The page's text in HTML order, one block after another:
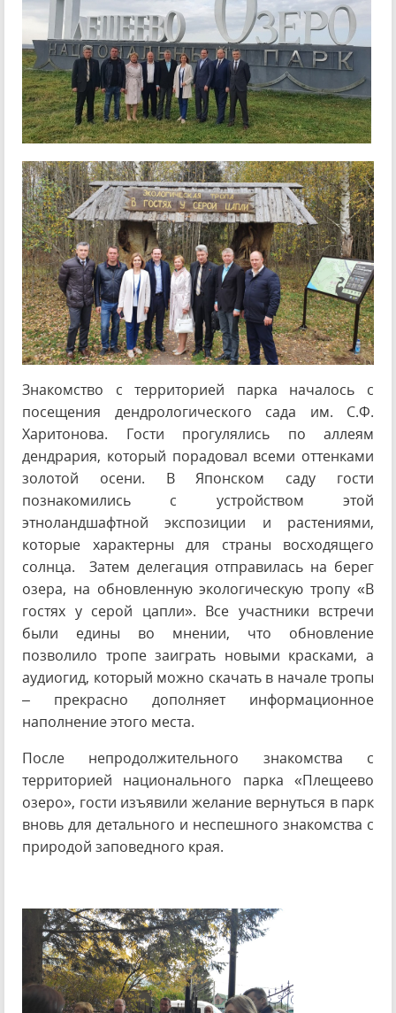
Знакомство с территорией парка началось с
посещения дендрологического сада им. С.Ф.
Харитонова. Гости прогулялись по аллеям
дендрария, который порадовал всеми оттенками
золотой осени. В Японском саду гости
познакомились с устройством этой
этноландшафтной экспозиции и растениями,
которые характерны для страны восходящего
солнца. Затем делегация отправилась на берег
озера, на обновленную экологическую тропу «В
гостях у серой цапли». Все участники встречи
были едины во мнении, что обновление
позволило тропе заиграть новыми красками, а
аудиогид, который можно скачать в начале тропы
– прекрасно дополняет информационное
наполнение этого места.
После непродолжительного знакомства с
территорией национального парка «Плещеево
озеро», гости изъявили желание вернуться в парк
вновь для детального и неспешного знакомства с
природой заповедного края.